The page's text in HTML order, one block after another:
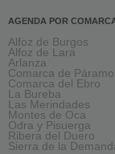
AGENDA POR
Alfoz de Burgos
Alfoz de Lara
Arlanza
Comarca de
Comarca del Ebro
La Bureba
Las Merindades
Montes de Oca
Odra y Pisuerga
Ribera del Duero
Sierra de la